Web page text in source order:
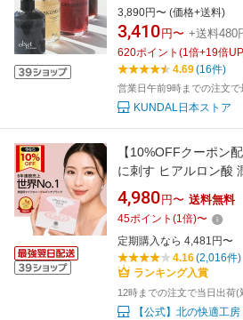
＆ウォータフル ハン
OBJET BY KUNDAL
WATERFULL HAND
3,890円〜 (価格+送料)
3,410 円〜 +送料480
620ポイント (1倍+19倍
4.69(16件)
営業日午前9時までの注文で
KUNDAL日本ストア
【10%OFFクーポン
に刺す ヒアルロン酸
ディープパッチ』北
ドルパッチ ほうれい
下 パッチ マイクロ
マラソン お買い物マラ
4,980 円〜 送料無料
45ポイント (1倍)〜
定期購入なら 4,481円〜
4.16(2,016件)
ランキング入賞
12時までの注文で当日出荷(
【公式】北の快適工